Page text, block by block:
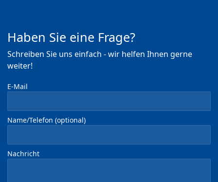
Haben Sie eine Frage?
Schreiben Sie uns einfach - wir helfen Ihnen gerne
weiter!
E-Mail
Name/Telefon (optional)
Nachricht